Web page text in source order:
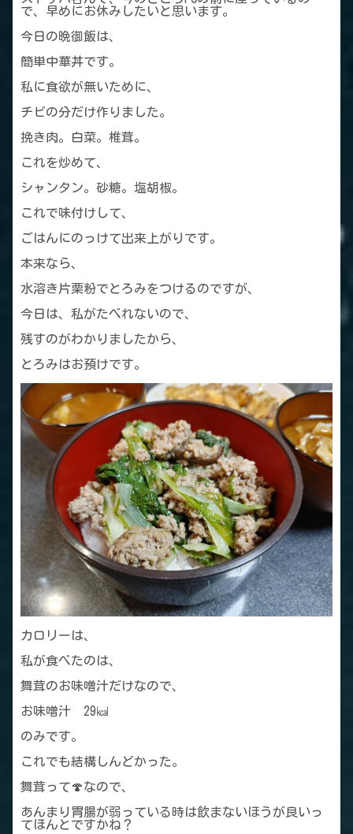
で、早めにお休みしたいと思います。
今日の晩御飯は、
簡単中華丼です。
私に食欲が無いために、
チビの分だけ作りました。
挽き肉。白菜。椎茸。
これを炒めて、
シャンタン。砂糖。塩胡椒。
これで味付けして、
ごはんにのっけて出来上がりです。
本来なら、
水溶き片栗粉でとろみをつけるのですが、
今日は、私がたべれないので、
残すのがわかりましたから、
とろみはお預けです。
カロリーは、
私が食べたのは、
舞茸のお味噌汁だけなので、
お味噌汁 29㎉
のみです。
これでも結構しんどかった。
舞茸って🍄なので、
あんまり胃腸が弱っている時は飲まないほうが良いっ
てほんとですかね？